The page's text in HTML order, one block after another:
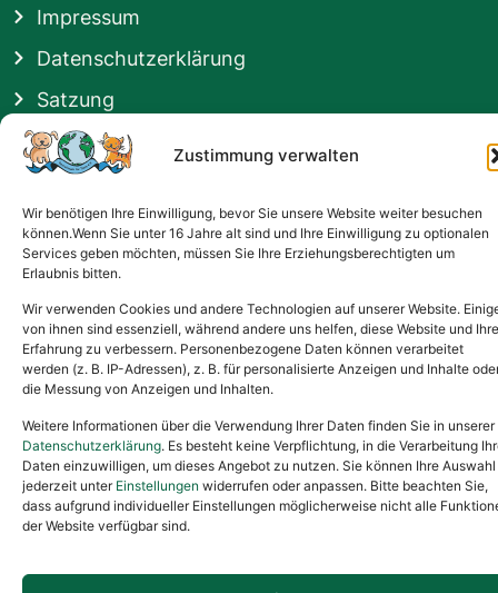
Zustimmung verwalten
Wir benötigen Ihre Einwilligung, bevor Sie unsere Website weiter besuchen
können.Wenn Sie unter 16 Jahre alt sind und Ihre Einwilligung zu optionalen
Services geben möchten, müssen Sie Ihre Erziehungsberechtigten um
Erlaubnis bitten.
Wir verwenden Cookies und andere Technologien auf unserer Website.
von ihnen sind essenziell, während andere uns helfen, diese Website und Ihre
Erfahrung zu verbessern. Personenbezogene Daten können verarbeitet
werden (z. B. IP-Adressen), z. B. für personalisierte Anzeigen und Inhalte
die Messung von Anzeigen und Inhalten.
Weitere Informationen über die Verwendung Ihrer Daten finden Sie in unserer
Datenschutzerklärung. Es besteht keine Verpflichtung, in die Verarbeitung
Daten einzuwilligen, um dieses Angebot zu nutzen. Sie können Ihre Auswahl
jederzeit unter Einstellungen widerrufen oder anpassen. Bitte beachten Sie,
dass aufgrund individueller Einstellungen möglicherweise nicht alle
der Website verfügbar sind.
Impressum
Datenschutzerklärung
Satzung
Vermittlung & Gebühren